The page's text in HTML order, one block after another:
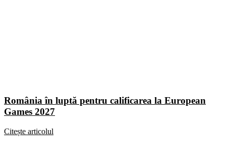
România în luptă pentru calificarea la European
Games 2027
Citește articolul